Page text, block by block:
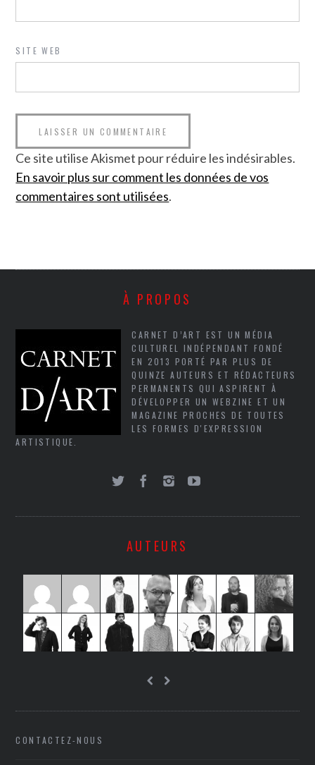
SITE WEB
Ce site utilise Akismet pour réduire les indésirables.
En savoir plus sur comment les données de vos
commentaires sont utilisées.
À PROPOS
CARNET D’ART EST UN MÉDIA
CULTUREL INDÉPENDANT FONDÉ
EN 2013 PORTÉ PAR PLUS DE
QUINZE AUTEURS ET RÉDACTEURS
PERMANENTS QUI ASPIRENT À
DÉVELOPPER UN WEBZINE ET UN
MAGAZINE PROCHES DE TOUTES
LES FORMES D'EXPRESSION
ARTISTIQUE.
AUTEURS
CONTACTEZ-NOUS